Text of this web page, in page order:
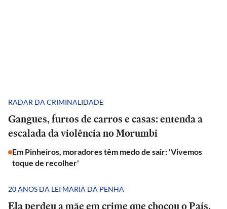
RADAR DA CRIMINALIDADE
Gangues, furtos de carros e casas: entenda a
escalada da violência no Morumbi
Em Pinheiros, moradores têm medo de sair: 'Vivemos
toque de recolher'
20 ANOS DA LEI MARIA DA PENHA
Ela perdeu a mãe em crime que chocou o País.